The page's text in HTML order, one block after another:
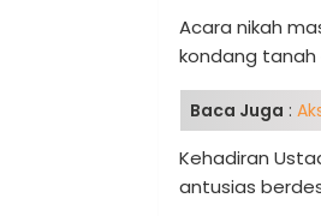
Acara nikah
kondang tanah
Baca Juga :
Kehadiran
antusias